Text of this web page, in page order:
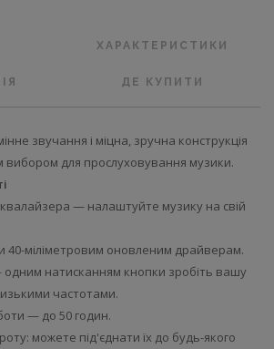
ХАРАКТЕРИСТИКИ
ДЕ КУПИТИ
звучання і міцна, зручна конструкція
вибором для прослуховування музики.
— налаштуйте музику на свій
40-міліметровим оновленим драйверам.
натисканням кнопки зробіть вашу
частотами.
— до 50 годин.
можете під'єднати їх до будь-якого